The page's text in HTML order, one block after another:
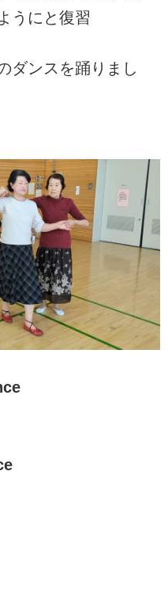
うにと復習
ダンスを踊りまし
Dance
Dance